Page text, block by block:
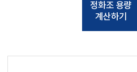
정화조 용량
계산하기